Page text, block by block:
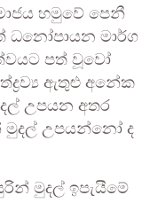
හමුවේ පෙනී
මාර්ග
පත් වූවෝ
ඇතුළු අනේක
උපයන අතර
මුදල් උපයන්නෝ ද
මුදල් ඉපැයීමේ